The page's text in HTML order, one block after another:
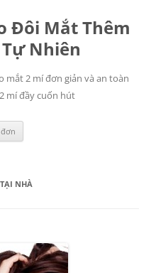
Đôi Mắt Thêm
Nhiên
mắt 2 mí đơn giản và an toàn
mí đầy cuốn hút
NHÀ